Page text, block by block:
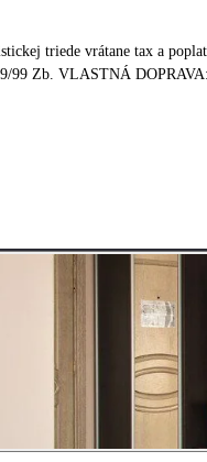
triede vrátane tax a
99 Zb. VLASTNÁ